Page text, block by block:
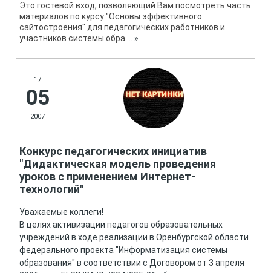
Это гостевой вход, позволяющий Вам посмотреть часть
материалов по курсу "Основы эффективного
сайтостроения" для педагогических работников и
участников системы обра
»
17
05
2007
Конкурс педагогических инициатив
"Дидактическая модель проведения
уроков с применением Интернет-
технологий"
Уважаемые коллеги!
В целях активизации педагогов образовательных
учреждений в ходе реализации в Оренбургской области
федерального проекта "Информатизация системы
образования" в соответствии с Договором от 3 апреля